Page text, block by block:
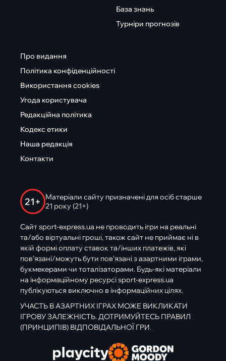
База знань
Турніри прогнозів
Про видання
Політика конфіденційності
Використання cookies
Угода користувача
Редакційна політика
Кодекс етики
Наша редакція
Контакти
21+
Матеріали сайту призначені для осіб старше
21 року (21+)
Сайт sport-express.ua не проводить ігри на реальні
та/або віртуальні гроші, також сайт не приймає ні в
якій формі оплату ставок та/інших платежів, які
пов’язані/можуть бути пов’язані з азартними іграми,
букмекерами чи тоталізаторами. Будь-які матеріали
на інформаційному ресурсі sport-express.ua
публікуються виключно в інформаційних цілях.
УЧАСТЬ В АЗАРТНИХ ІГРАХ МОЖЕ ВИКЛИКАТИ
ІГРОВУ ЗАЛЕЖНІСТЬ. ДОТРИМУЙТЕСЬ ПРАВИЛ
(ПРИНЦИПІВ) ВІДПОВІДАЛЬНОЇ ГРИ.